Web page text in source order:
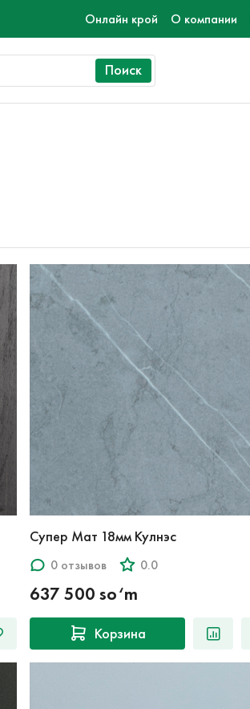
Онлайн крой О компании
Поиск
Супер Мат 18мм Кулнэс
0 отзывов 0.0
637 500 so‘m
Корзина